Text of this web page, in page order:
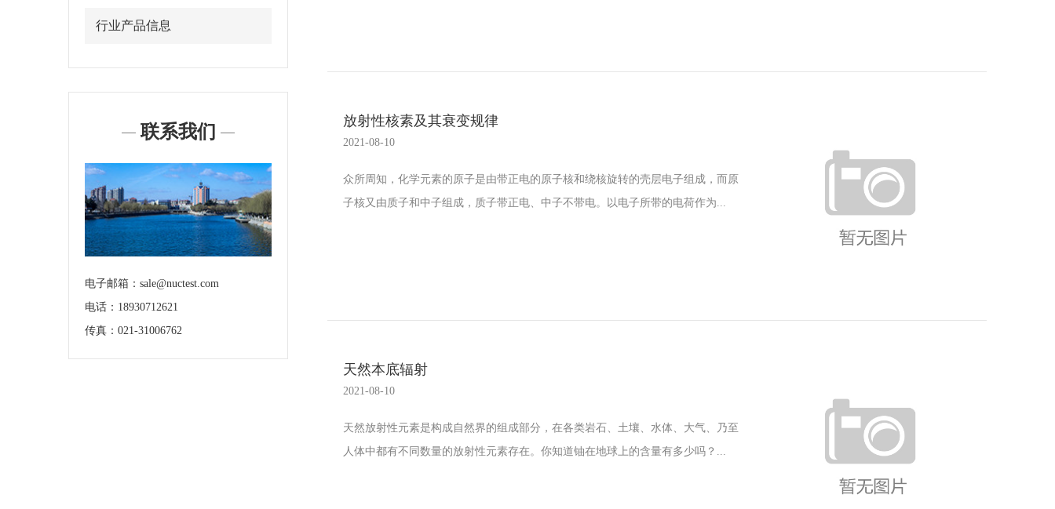
行业产品信息
联系我们
电子邮箱：sale@nuctest.com
电话：18930712621
传真：021-31006762
放射性核素及其衰变规律
2021-08-10
众所周知，化学元素的原子是由带正电的原子核和绕核旋转的壳层电子组成，而原
子核又由质子和中子组成，质子带正电、中子不带电。以电子所带的电荷作为...
天然本底辐射
2021-08-10
天然放射性元素是构成自然界的组成部分，在各类岩石、土壤、水体、大气、乃至
人体中都有不同数量的放射性元素存在。你知道铀在地球上的含量有多少吗？...